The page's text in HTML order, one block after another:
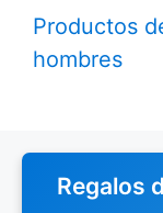
Productos
hombres
Regalos